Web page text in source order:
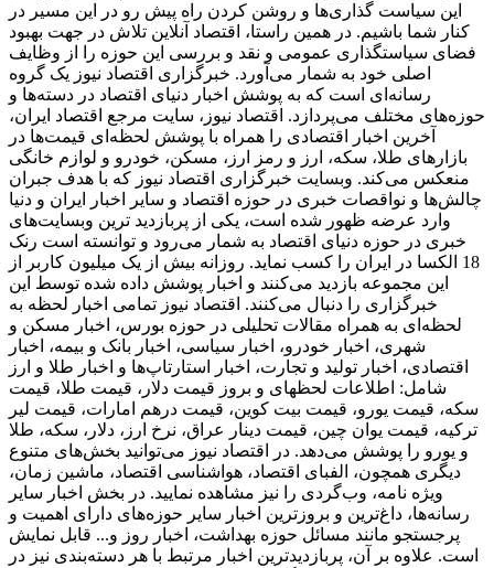
این سیاست گذاری‌ها و روشن کردن راه پیش رو در این مسیر در
کنار شما باشیم. در همین راستا، اقتصاد آنلاین تلاش در جهت بهبود
فضای سیاستگذاری عمومی و نقد و بررسی این حوزه را از وظایف
اصلی خود به شمار می‌آورد. خبرگزاری اقتصاد نیوز یک گروه
رسانه‌ای است که به پوشش اخبار دنیای اقتصاد در دسته‌ها و
حوزه‌های مختلف می‌پردازد. اقتصاد نیوز، سایت مرجع اقتصاد ایران،
آخرین اخبار اقتصادی را همراه با پوشش لحظه‌ای قیمت‌ها در
بازارهای طلا، سکه، ارز و رمز ارز، مسکن، خودرو و لوازم خانگی
منعکس می‌کند. وبسایت خبرگزاری اقتصاد نیوز که با هدف جبران
چالش‌ها و نواقصات خبری در حوزه اقتصاد و سایر اخبار ایران و دنیا
وارد عرضه ظهور شده است، یکی از پربازدید ترین وبسایت‌های
خبری در حوزه دنیای اقتصاد به شمار می‌رود و توانسته است رنک
18 الکسا در ایران را کسب نماید. روزانه بیش از یک میلیون کاربر از
این مجموعه بازدید می‌کنند و اخبار پوشش داده شده توسط این
خبرگزاری را دنبال می‌کنند. اقتصاد نیوز تمامی اخبار لحظه به
لحظه‌ای به همراه مقالات تحلیلی در حوزه بورس، اخبار مسکن و
شهری، اخبار خودرو، اخبار سیاسی، اخبار بانک و بیمه، اخبار
اقتصادی، اخبار تولید و تجارت، اخبار استارتاپ‌ها و اخبار طلا و ارز
شامل: اطلاعات لحظهای و بروز قیمت دلار، قیمت طلا، قیمت
سکه، قیمت یورو، قیمت بیت کوین، قیمت درهم امارات، قیمت لیر
ترکیه، قیمت یوان چین، قیمت دینار عراق، نرخ ارز، دلار، سکه، طلا
و یورو را پوشش می‌دهد. در اقتصاد نیوز می‌توانید بخش‌های متنوع
دیگری همچون، الفبای اقتصاد، هواشناسی اقتصاد، ماشین زمان،
ویژه نامه، وب‌گردی را نیز مشاهده نمایید. در بخش اخبار سایر
رسانه‌ها، داغ‌ترین و بروزترین اخبار سایر حوزه‌های دارای اهمیت و
پرجستجو مانند مسائل حوزه بهداشت، اخبار روز و... قابل نمایش
است. علاوه بر آن، پربازدیدترین اخبار مرتبط با هر دسته‌بندی نیز در